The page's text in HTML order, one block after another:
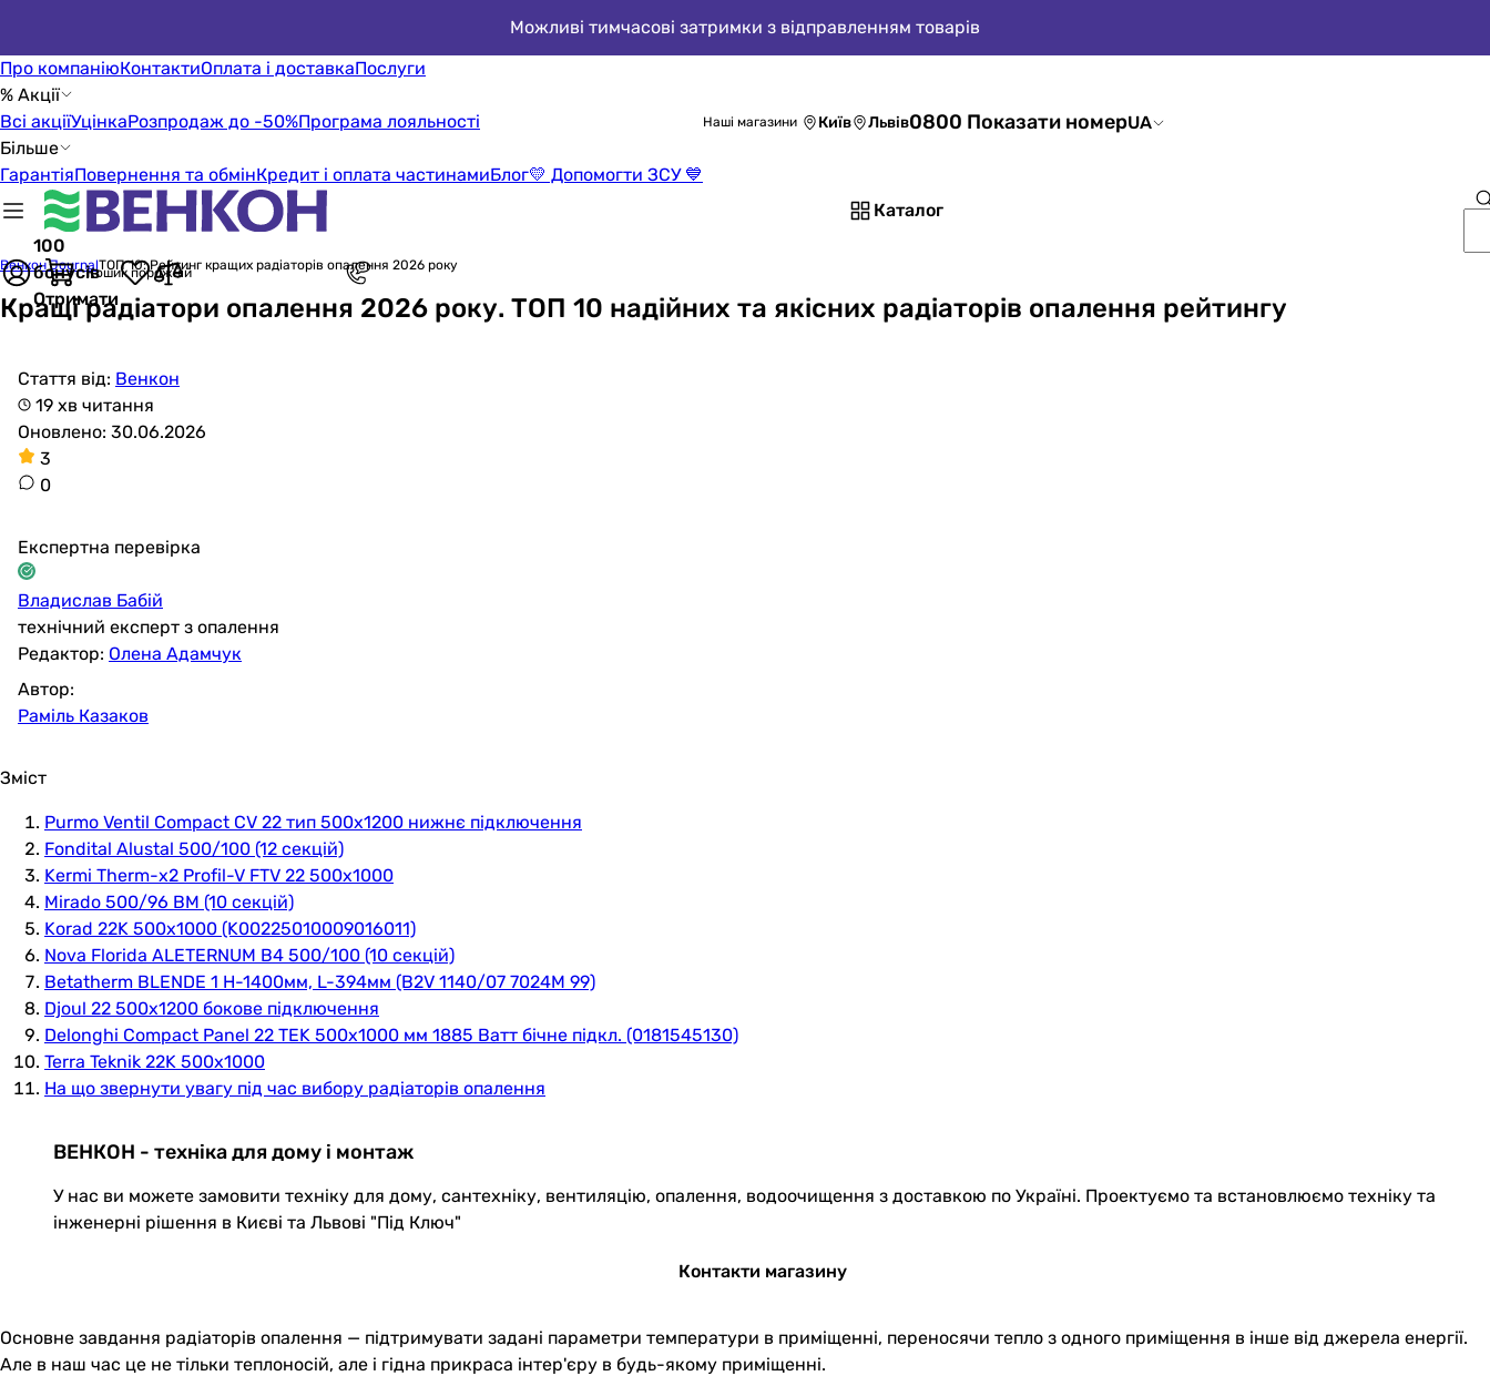
Можливі тимчасові затримки з відправленням товарів
Про компаніюКонтактиОплата і доставкаПослуги
% Акції
Всі акціїУцінкаРозпродаж до -50%Програма лояльності
Більше
ГарантіяПовернення та обмінКредит і оплата частинамиБлог💛 Допомогти ЗСУ 💙
Наші магазини Київ Львів0800 Показати номерUA
Каталог
100
бонусів
Отримати
Кошик порожній
Венкон JournalТОП 10: Рейтинг кращих радіаторів опалення 2026 року
Кращі радіатори опалення 2026 року. ТОП 10 надійних та якісних радіаторів опалення рейтингу
Стаття від: Венкон
19 хв читання
Оновлено: 30.06.2026
3
0
Експертна перевірка
Владислав Бабій
технічний експерт з опалення
Редактор: Олена Адамчук
Автор:
Раміль Казаков
Зміст
Purmo Ventil Compact CV 22 тип 500x1200 нижнє підключення
Fondital Alustal 500/100 (12 секцій)
Kermi Therm-x2 Profil-V FTV 22 500x1000
Mirado 500/96 BM (10 секцій)
Korad 22K 500x1000 (K00225010009016011)
Nova Florida ALETERNUM B4 500/100 (10 секцій)
Betatherm BLENDE 1 H-1400мм, L-394мм (B2V 1140/07 7024M 99)
Djoul 22 500x1200 бокове підключення
Delonghi Compact Panel 22 TEK 500x1000 мм 1885 Ватт бічне підкл. (0181545130)
Terra Teknik 22K 500x1000
На що звернути увагу під час вибору радіаторів опалення
ВЕНКОН - техніка для дому і монтаж
У нас ви можете замовити техніку для дому, сантехніку, вентиляцію, опалення, водоочищення з доставкою по Україні. Проектуємо та встановлюємо техніку та
інженерні рішення в Києві та Львові "Під Ключ"
Контакти магазину
Основне завдання радіаторів опалення — підтримувати задані параметри температури в приміщенні, переносячи тепло з одного приміщення в інше від джерела енергії.
Але в наш час це не тільки теплоносій, але і гідна прикраса інтер'єру в будь-якому приміщенні.